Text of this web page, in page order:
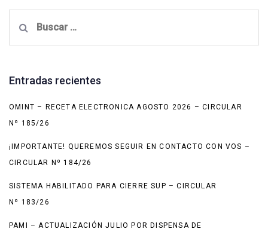
Entradas recientes
OMINT – RECETA ELECTRONICA AGOSTO 2026 – CIRCULAR
Nº 185/26
¡IMPORTANTE! QUEREMOS SEGUIR EN CONTACTO CON VOS –
CIRCULAR Nº 184/26
SISTEMA HABILITADO PARA CIERRE SUP – CIRCULAR
Nº 183/26
PAMI – ACTUALIZACIÓN JULIO POR DISPENSA DE